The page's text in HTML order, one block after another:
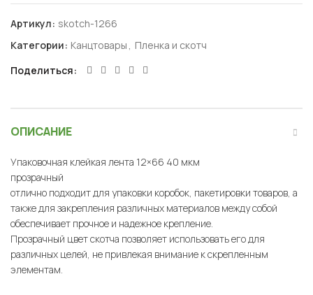
Артикул: skotch-1266
Категории: Канцтовары , Пленка и скотч
Поделиться
ОПИСАНИЕ
Упаковочная клейкая лента 12×66 40 мкм
прозрачный
отлично подходит для упаковки коробок, пакетировки товаров, а
также для закрепления различных материалов между собой
обеспечивает прочное и надежное крепление.
Прозрачный цвет скотча позволяет использовать его для
различных целей, не привлекая внимание к скрепленным
элементам.